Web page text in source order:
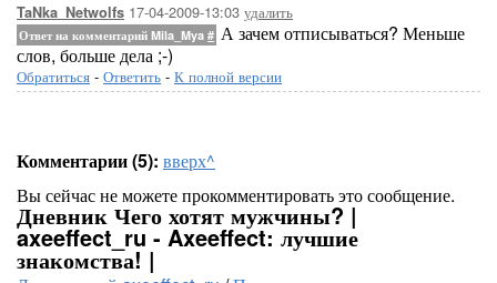
TaNka_Netwolfs 17-04-2009-13:03 удалить
Ответ на комментарий Mila_Mya # А зачем отписываться? Меньше
слов, больше дела ;-)
Обратиться - Ответить - К полной версии
Комментарии (5): вверх^
Вы сейчас не можете прокомментировать это сообщение.
Дневник Чего хотят мужчины? |
axeeffect_ru - Axeeffect: лучшие
знакомства! |